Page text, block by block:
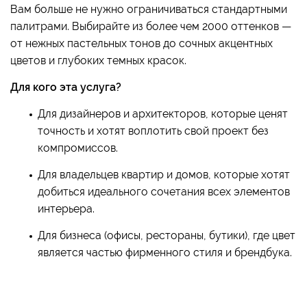
Вам больше не нужно ограничиваться стандартными
палитрами. Выбирайте из более чем 2000 оттенков —
от нежных пастельных тонов до сочных акцентных
цветов и глубоких темных красок.
Для кого эта услуга?
Для дизайнеров и архитекторов, которые ценят
точность и хотят воплотить свой проект без
компромиссов.
Для владельцев квартир и домов, которые хотят
добиться идеального сочетания всех элементов
интерьера.
Для бизнеса (офисы, рестораны, бутики), где цвет
является частью фирменного стиля и брендбука.